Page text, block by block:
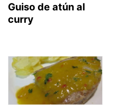
Guiso de atún al
curry